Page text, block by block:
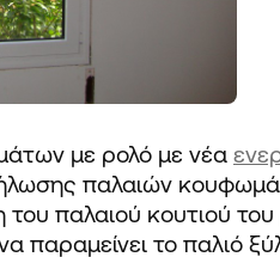
με ρολό με νέα
παλαιών
παλαιού κουτιού
παραμείνει το παλιό